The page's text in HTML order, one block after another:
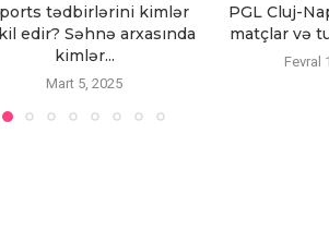
tədbirlərini kimlər
edir? Səhnə arxasında
kimlər...
Mart 5, 2025
PGL Cluj-
matçlar və
Fevral